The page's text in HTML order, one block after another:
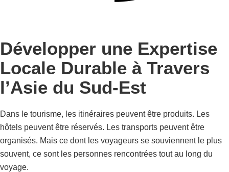
Développer une Expertise
Locale Durable à Travers
l’Asie du Sud-Est
Dans le tourisme, les itinéraires peuvent être produits. Les
hôtels peuvent être réservés. Les transports peuvent être
organisés. Mais ce dont les voyageurs se souviennent le plus
souvent, ce sont les personnes rencontrées tout au long du
voyage.